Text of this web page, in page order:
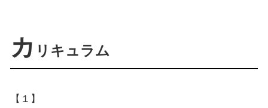
カ リキュラム
【１】